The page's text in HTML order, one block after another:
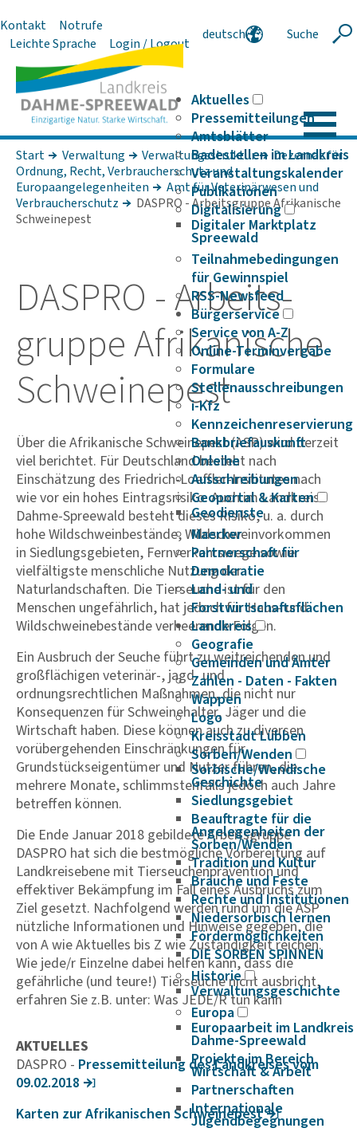
Kontakt
Notrufe
Leichte Sprache
Login / Logout
deutsch
Suche
Aktuelles
Pressemitteilungen
Amtsblätter
Badestellen im Landkreis
Veranstaltungskalender
Publikationen
Digitalisierung
Digitaler Marktplatz
Spreewald
Teilnahmebedingungen
für Gewinnspiel
RSS-Newsfeed
Bürgerservice
Service von A-Z
Online-Terminvergabe
Formulare
Stellenausschreibungen
i-Kfz
Kennzeichenreservierung
Bankbriefauskunft
Onleihe
Ausschreibungen
Geoportal & Karten
Geodienste
Maerker
Partnerschaft für
Demokratie
Land- und
Forstwirtschaftsflächen
Landkreis
Geografie
Gemeinden und Ämter
Zahlen - Daten - Fakten
Wappen
Logo
Kreisstadt Lübben
Sorben/Wenden
Sorbische/Wendische
Geschichte
Siedlungsgebiet
Beauftragte für die
Angelegenheiten der
Sorben/Wenden
Tradition und Kultur
Bräuche und Feste
Rechte und Institutionen
Niedersorbisch lernen
Fördermöglichkeiten
DIE SORBEN SPINNEN
Historie
Verwaltungsgeschichte
Europa
Europaarbeit im Landkreis
Dahme-Spreewald
Projekte im Bereich
Wirtschaft & Arbeit
Partnerschaften
Internationale
Jugendbegegnungen
Start Verwaltung Verwaltungsstruktur
Dezernat für
Ordnung, Recht, Verbraucherschutz und
Europaangelegenheiten
Amt für Veterinärwesen und
Verbraucherschutz
DASPRO - Arbeitsgruppe Afrikanische
Schweinepest
DASPRO - Arbeits­
gruppe Afri­ka­ni­sche
Schwei­ne­pest
Über die Afrikanische Schweinepest (ASP) wird derzeit
viel berichtet. Für Deutschland besteht nach
Einschätzung des Friedrich-Loeffler-Institutes nach
wie vor ein hohes Eintragsrisiko. Auch im Landkreis
Dahme-Spreewald besteht dieses Risiko, u. a. durch
hohe Wildschweinbestände, Wildschweinvorkommen
in Siedlungsgebieten, Fernverkehrswege sowie
vielfältigste menschliche Nutzung der
Naturlandschaften. Die Tierseuche ist für den
Menschen ungefährlich, hat jedoch für Haus- und
Wildschweinebestände verheerende Folgen.
Ein Ausbruch der Seuche führt zu weitreichenden und
großflächigen veterinär-, jagd- und
ordnungsrechtlichen Maßnahmen, die nicht nur
Konsequenzen für Schweinehalter, Jäger und die
Wirtschaft haben. Diese können auch zu diversen
vorübergehenden Einschränkungen für
Grundstückseigentümer und Nutzer führen, die
mehrere Monate, schlimmstenfalls jedoch auch Jahre
betreffen können.
Die Ende Januar 2018 gebildete Arbeitsgruppe
DASPRO hat sich die bestmögliche Vorbereitung auf
Landkreisebene mit Tierseuchenprävention und
effektiver Bekämpfung im Fall eines Ausbruchs zum
Ziel gesetzt. Nachfolgend werden rund um die ASP
nützliche Informationen und Hinweise gegeben, die
von A wie Aktuelles bis Z wie Zuständigkeit reichen.
Wie jede/r Einzelne dabei helfen kann, dass die
gefährliche (und teure!) Tierseuche nicht ausbricht,
erfahren Sie z.B. unter: Was JEDE/R tun kann
AKTUELLES
DASPRO - Pres­se­mit­tei­lung des Land­kreises vom
09.02.2018
Karten zur Afri­ka­ni­schen Schwei­ne­pest